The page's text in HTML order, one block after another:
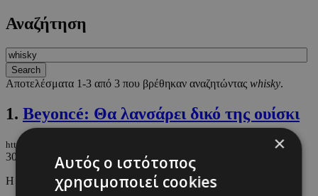
Αναζήτηση
Αποτελέσματα 1-3 από 3 που βρέθηκαν αναζητώντας whisky.
1. Beyoncé: Θα λανσάρει δικό της ουίσκι
https://m.must.com.cy/gr/people/celebs/beyonce-tha-lansarei-diko-tis-oyiski
30/08/2024 |
CELEBS
Η νέα επιχείρηση της τραγουδίστριας
×
Αυτός ο ιστότοπος
χρησιμοποιεί cookies